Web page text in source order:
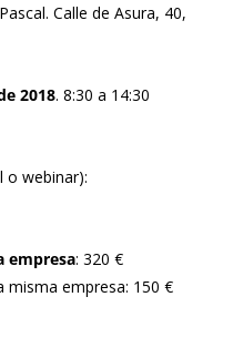
Calle de Asura, 40,
2018. 8:30 a 14:30
o webinar):
empresa: 320 €
misma empresa: 150 €